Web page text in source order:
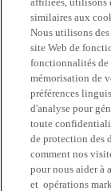
similaires aux
Nous utilisons
site Web de
fonctionnalités de
mémorisation de
préférences
d'analyse pour
toute
de protection des
comment nos
pour nous aider à
et opérations